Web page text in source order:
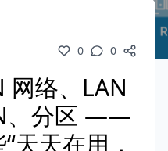
0 0
网络、LAN
、分区 ——
天天在用，